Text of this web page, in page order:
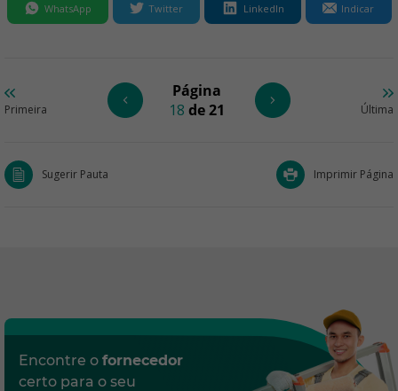
WhatsApp Twitter LinkedIn Indicar
Primeira
Página
18 de 21 Última
Sugerir Pauta Imprimir Página
Encontre o fornecedor
certo para o seu